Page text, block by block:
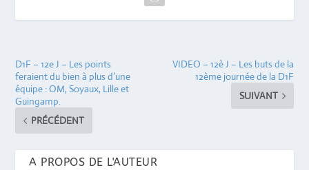
D1F – 12e J – Les points
feraient du bien à plus d’une
équipe : OM, Soyaux, Lille et
Guingamp.
PRÉCÉDENT
VIDEO – 12è J – Les buts de la
12ème journée de la D1F
SUIVANT
A PROPOS DE L'AUTEUR